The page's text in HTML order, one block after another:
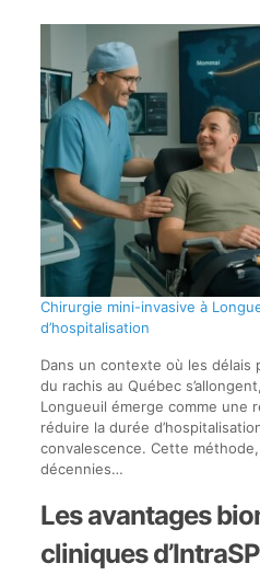
Chirurgie mini-invasive à
d’hospitalisation
Dans un contexte où les
du rachis au Québec
Longueuil émerge comme une
réduire la durée
convalescence. Cette
décennies…
Les avantages
cliniques